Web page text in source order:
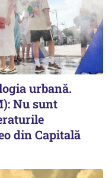
urbană.
Nu sunt
din Capitală